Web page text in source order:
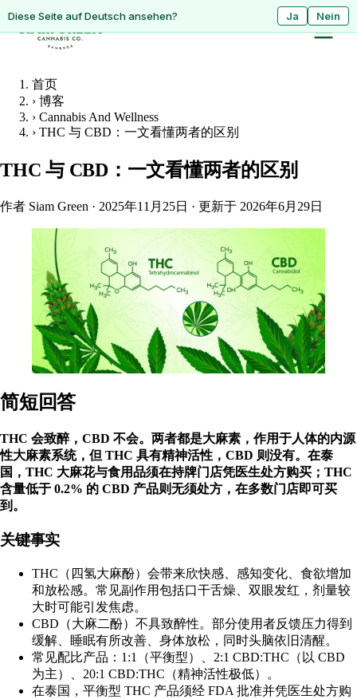
ดูหน้านี้เป็นภาษาไทย? ใช่ ไม่ใช่
Diese Seite auf Deutsch ansehen? Ja Nein
首页
› 博客
› Cannabis And Wellness
› THC 与 CBD：一文看懂两者的区别
THC 与 CBD：一文看懂两者的区别
作者 Siam Green · 2025年11月25日 · 更新于 2026年6月29日
简短回答
THC 会致醉，CBD 不会。两者都是大麻素，作用于人体的内源
性大麻素系统，但 THC 具有精神活性，CBD 则没有。在泰
国，THC 大麻花与食用品须在持牌门店凭医生处方购买；THC
含量低于 0.2% 的 CBD 产品则无须处方，在多数门店即可买
到。
关键事实
THC（ 四氢大麻酚）会带来欣快感、感知变化、食欲增加
和放松感。常见副作用包括口干舌燥、双眼发红，剂量较
大时可能引发焦虑。
CBD（大麻二酚）不具致醉性。部分使用者反馈压力得到
缓解、睡眠有所改善、身体放松，同时头脑依旧清醒。
常见配比产品：1:1（平衡型）、2:1 CBD:THC（以 CBD
为主）、20:1 CBD:THC（精神活性极低）。
在泰国，平衡型 THC 产品须经 FDA 批准并凭医生处方购